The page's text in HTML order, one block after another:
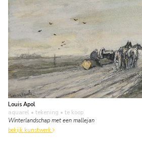
Louis Apol
aquarel • tekening • te koop
Winterlandschap met een mallejan
bekijk kunstwerk